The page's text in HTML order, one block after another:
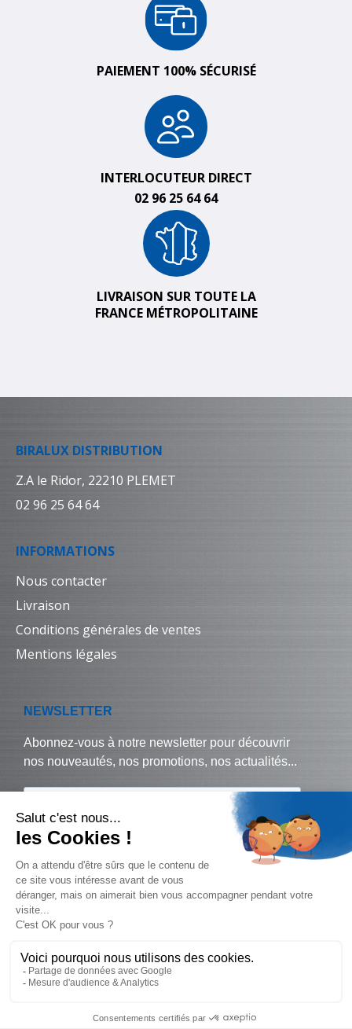
PAIEMENT 100% SÉCURISÉ
INTERLOCUTEUR DIRECT
02 96 25 64 64
LIVRAISON SUR TOUTE LA
FRANCE MÉTROPOLITAINE
BIRALUX DISTRIBUTION
Z.A le Ridor, 22210 PLEMET
02 96 25 64 64
INFORMATIONS
Nous contacter
Livraison
Conditions générales de ventes
Mentions légales